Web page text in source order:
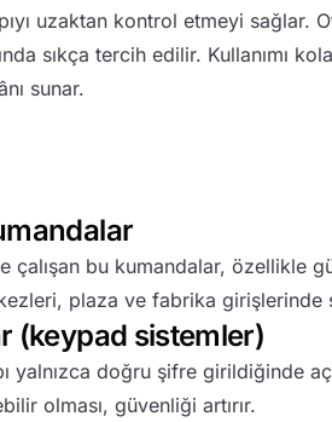
uzaktan kontrol etmeyi sağlar.
sıkça tercih edilir. Kullanımı
sunar.
bu kumandalar, özellikle
plaza ve fabrika girişlerinde
(keypad sistemler)
yalnızca doğru şifre girildiğinde
olması, güvenliği artırır.